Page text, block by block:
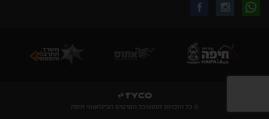
שלך
להרשמה
לקבלת
באינסטגרם
עקבו
בפייסבוק
© כל הזכויות לפסטיבל הסרטים הבינלאומי חיפה